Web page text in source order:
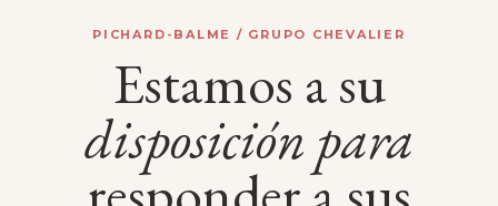
PICHARD-BALME / GRUPO CHEVALIER
Estamos a su
disposición para